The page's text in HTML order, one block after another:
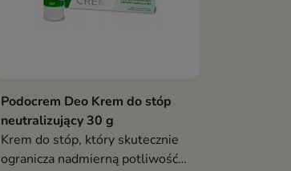
Dodaj do koszyka
Podocrem Deo Krem do stóp
neutralizujący 30 g
Krem do stóp, który skutecznie
ogranicza nadmierną potliwość i